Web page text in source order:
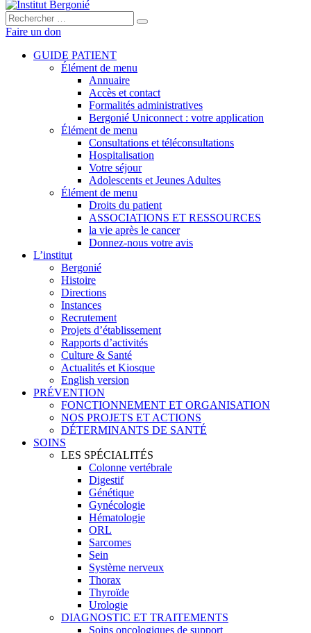
Rechercher :
Faire un don
GUIDE PATIENT
Élément de menu
Annuaire
Accès et contact
Formalités administratives
Bergonié Uniconnect : votre application
Élément de menu
Consultations et téléconsultations
Hospitalisation
Votre séjour
Adolescents et Jeunes Adultes
Élément de menu
Droits du patient
ASSOCIATIONS ET RESSOURCES
la vie après le cancer
Donnez-nous votre avis
L’institut
Bergonié
Histoire
Directions
Instances
Recrutement
Projets d’établissement
Rapports d’activités
Culture & Santé
Actualités et Kiosque
English version
PRÉVENTION
FONCTIONNEMENT ET ORGANISATION
NOS PROJETS ET ACTIONS
DÉTERMINANTS DE SANTÉ
SOINS
LES SPÉCIALITÉS
Colonne vertébrale
Digestif
Génétique
Gynécologie
Hématologie
ORL
Sarcomes
Sein
Système nerveux
Thorax
Thyroïde
Urologie
DIAGNOSTIC ET TRAITEMENTS
Soins oncologiques de support